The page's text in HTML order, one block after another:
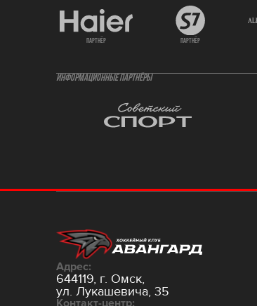
партнёр партнёр
ИНФОРМАЦИОННЫЕ ПАРТНЁРЫ
Адрес:
644119, г. Омск,
ул. Лукашевича, 35
Контакт-центр: